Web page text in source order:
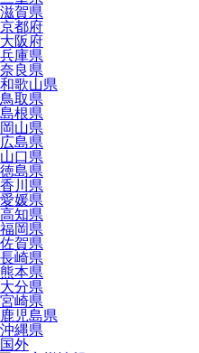
滋賀県
京都府
大阪府
兵庫県
奈良県
和歌山県
鳥取県
島根県
岡山県
広島県
山口県
徳島県
香川県
愛媛県
高知県
福岡県
佐賀県
長崎県
熊本県
大分県
宮崎県
鹿児島県
沖縄県
国外